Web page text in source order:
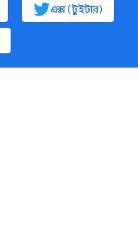
এক্স (টুইটার)